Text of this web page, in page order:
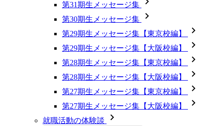
第31期生メッセージ集
第30期生メッセージ集
第29期生メッセージ集【東京校編】
第29期生メッセージ集【大阪校編】
第28期生メッセージ集【東京校編】
第28期生メッセージ集【大阪校編】
第27期生メッセージ集【東京校編】
第27期生メッセージ集【大阪校編】
就職活動の体験談